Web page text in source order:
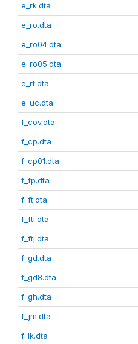
e_rk.dta
e_ro.dta
e_ro04.dta
e_ro05.dta
e_rt.dta
e_uc.dta
f_cov.dta
f_cp.dta
f_cp01.dta
f_fp.dta
f_ft.dta
f_fti.dta
f_ftj.dta
f_gd.dta
f_gd8.dta
f_gh.dta
f_jm.dta
f_lk.dta